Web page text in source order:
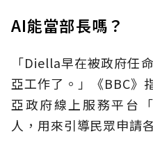
AI能當部長嗎？
「Diella早在被政府任
亞工作了。」《BBC》
亞政府線上服務平台
人，用來引導民眾申請